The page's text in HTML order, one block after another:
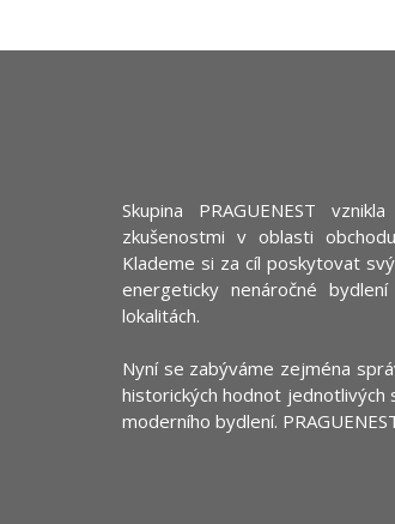
Skupina PRAGUENEST
zkušenostmi v oblasti
Klademe si za cíl poskytovat
energeticky nenáročné
lokalitách.
Nyní se zabýváme zejména
historických hodnot jednotlivých
moderního bydlení.